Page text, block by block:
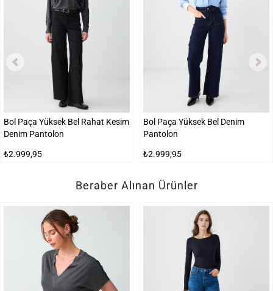
Bol Paça Yüksek Bel Rahat Kesim
Denim Pantolon
₺2.999,95
Bol Paça Yüksek Bel Denim
Pantolon
₺2.999,95
Beraber Alınan Ürünler